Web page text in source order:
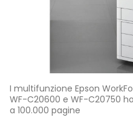
I multifunzione Epson
WF-C20600 e WF-C20750
a 100.000 pagine